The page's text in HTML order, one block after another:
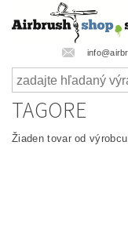
TAGORE
Žiaden tovar od výrobcu